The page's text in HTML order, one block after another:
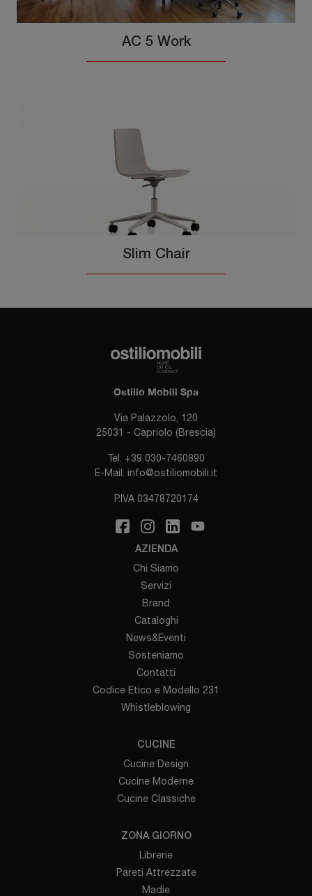
AC 5 Work
Slim Chair
Ostilio Mobili Spa
Via Palazzolo, 120
25031 - Capriolo (Brescia)
Tel. +39 030-7460890
E-Mail. info@ostiliomobili.it
P.IVA 03478720174
AZIENDA
Chi Siamo
Servizi
Brand
Cataloghi
News&Eventi
Sosteniamo
Contatti
Codice Etico e Modello 231
Whistleblowing
CUCINE
Cucine Design
Cucine Moderne
Cucine Classiche
ZONA GIORNO
Librerie
Pareti Attrezzate
Madie